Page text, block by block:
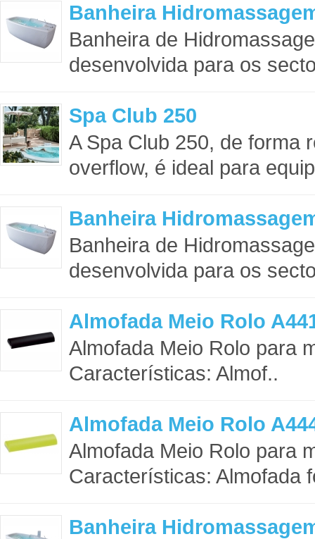
Banheira
Banheira de
desenvolvida para os
Spa Club 250
A Spa Club 250, de forma
overflow, é ideal para
Banheira
Banheira de
desenvolvida para os
Almofada Meio Rolo
Almofada Meio Rolo para
Características: Almof..
Almofada Meio Rolo
Almofada Meio Rolo para
Características: Almofada
Banheira